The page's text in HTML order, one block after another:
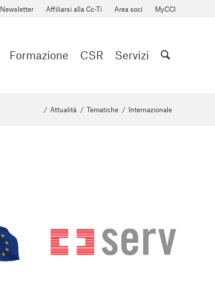
Newsletter Affiliarsi alla Cc-Ti Area soci MyCCI
Formazione CSR Servizi
/ Attualità / Tematiche / Internazionale